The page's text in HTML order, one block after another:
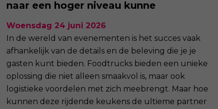
naar een hoger niveau kunne
Woensdag 24 juni 2026
In de wereld van evenementen is het succes vaak
afhankelijk van de details en de beleving die je je
gasten kunt bieden. Foodtrucks bieden een unieke
oplossing die niet alleen smaakvol is, maar ook
logistieke voordelen met zich meebrengt. Maar hoe
kunnen deze rijdende keukens de ultieme partner